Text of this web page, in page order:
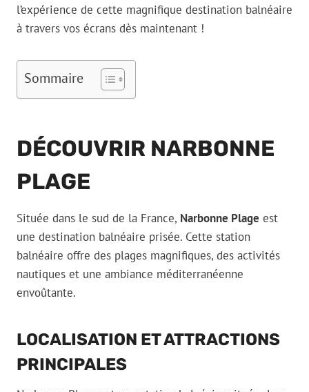
l’expérience de cette magnifique destination balnéaire
à travers vos écrans dès maintenant !
Sommaire
DÉCOUVRIR NARBONNE
PLAGE
Située dans le sud de la France, Narbonne Plage est
une destination balnéaire prisée. Cette station
balnéaire offre des plages magnifiques, des activités
nautiques et une ambiance méditerranéenne
envoûtante.
LOCALISATION ET ATTRACTIONS
PRINCIPALES